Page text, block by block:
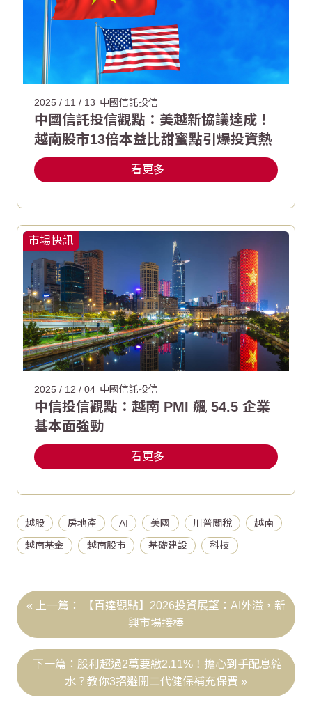
2025 / 11 / 13 中國信託投信
中國信託投信觀點：美越新協議達成！
越南股市13倍本益比甜蜜點引爆投資熱
看更多
市場快訊
2025 / 12 / 04 中國信託投信
中信投信觀點：越南 PMI 飆 54.5 企業
基本面強勁
看更多
越股 房地產 AI 美國 川普關稅 越南
越南基金 越南股市 基礎建設 科技
【百達觀點】2026投資展望：AI外溢，新
興市場接棒
股利超過2萬要繳2.11%！擔心到手配息縮
水？教你3招避開二代健保補充保費